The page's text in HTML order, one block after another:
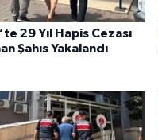
29 Yıl Hapis Cezası
Şahıs Yakalandı